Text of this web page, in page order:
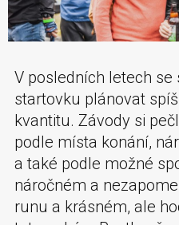
V posledních letech
startovku plánovat
kvantitu. Závody si
podle místa konání,
a také podle možné
náročném a
runu a krásném, ale